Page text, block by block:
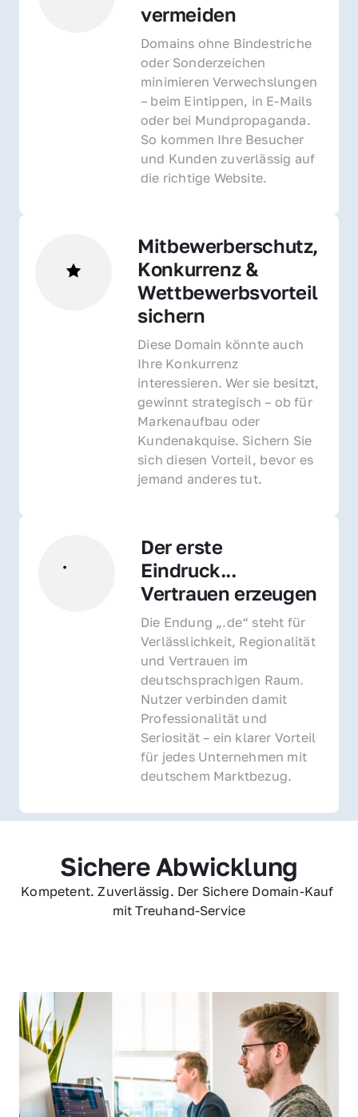
vermeiden
Domains ohne Bindestriche
oder Sonderzeichen
minimieren Verwechslungen
– beim Eintippen, in E-Mails
oder bei Mundpropaganda.
So kommen Ihre Besucher
und Kunden zuverlässig auf
die richtige Website.
Mitbewerberschutz,
Konkurrenz &
Wettbewerbsvorteil
sichern
Diese Domain könnte auch
Ihre Konkurrenz
interessieren. Wer sie besitzt,
gewinnt strategisch – ob für
Markenaufbau oder
Kundenakquise. Sichern Sie
sich diesen Vorteil, bevor es
jemand anderes tut.
Der erste
Eindruck...
Vertrauen erzeugen
Die Endung „.de“ steht für
Verlässlichkeit, Regionalität
und Vertrauen im
deutschsprachigen Raum.
Nutzer verbinden damit
Professionalität und
Seriosität – ein klarer Vorteil
für jedes Unternehmen mit
deutschem Marktbezug.
Sichere Abwicklung
Kompetent. Zuverlässig. Der Sichere Domain-Kauf
mit Treuhand-Service